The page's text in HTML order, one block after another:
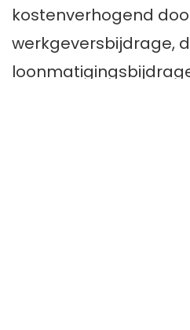
kostenverhogend
werkgeversbijdrage,